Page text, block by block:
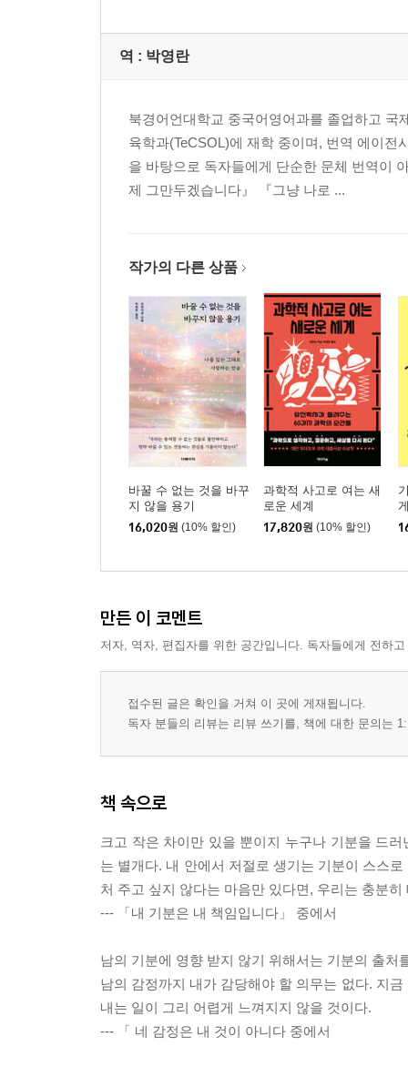
역 : 박영란
북경어언대학교 중국어영어과를 졸업하고
육학과(TeCSOL)에 재학 중이며, 번역 에이
을 바탕으로 독자들에게 단순한 문체 번역이
제 그만두겠습니다』 『그냥 나로 ...
작가의 다른 상품
바꿀 수 없는 것을 바꾸
지 않을 용기
16,020원 (10% 할인)
과학적 사고로 여는 새
로운 세계
17,820원 (10% 할인)
만든 이 코멘트
저자, 역자, 편집자를 위한 공간입니다. 독자들에게 전하
접수된 글은 확인을 거쳐 이 곳에 게재됩니다.
독자 분들의 리뷰는 리뷰 쓰기를, 책에 대한 문의는
책 속으로
크고 작은 차이만 있을 뿐이지 누구나 기분을 드
는 별개다. 내 안에서 저절로 생기는 기분이 스스
처 주고 싶지 않다는 마음만 있다면, 우리는 충분
--- 「내 기분은 내 책임입니다」 중에서
남의 기분에 영향 받지 않기 위해서는 기분의 출
남의 감정까지 내가 감당해야 할 의무는 없다. 지
내는 일이 그리 어렵게 느껴지지 않을 것이다.
--- 「 네 감정은 내 것이 아니다 중에서